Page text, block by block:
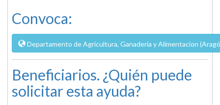
Convoca:
Departamento de Agricultura, Ganadería y Alimentacion
Beneficiarios. ¿Quién puede
solicitar esta ayuda?